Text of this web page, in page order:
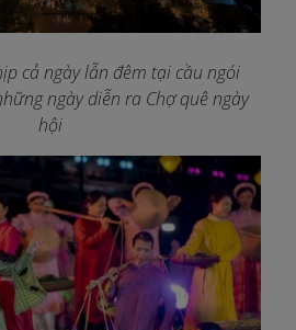
cả ngày lẫn đêm tại cầu ngói
ngày diễn ra Chợ quê ngày
hội